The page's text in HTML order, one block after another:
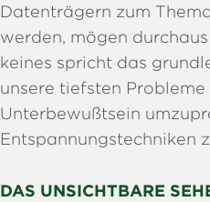
Datenträgern zum
werden, mögen
keines spricht das
unsere tiefsten
Unterbewußtsein
Entspannungstechniken
DAS UNSICHTBARE